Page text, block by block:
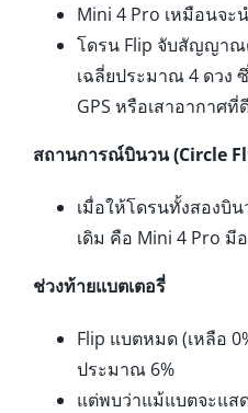
Mini 4 Pro เหมือนจ
โดรน Flip จับสัญญาณ
เฉลี่ยประมาณ 4 ดวง
GPS หรือเสาอากาศที่
สถานการณ์บินวน (Circle
เมื่อให้โดรนทั้งสองบิ
เดิม คือ Mini 4 Pro มี
ช่วงท้ายแบตเตอรี่
Flip แบตหมด (เหลือ
ประมาณ 6%
แต่พบว่าแม้แบตจะแส